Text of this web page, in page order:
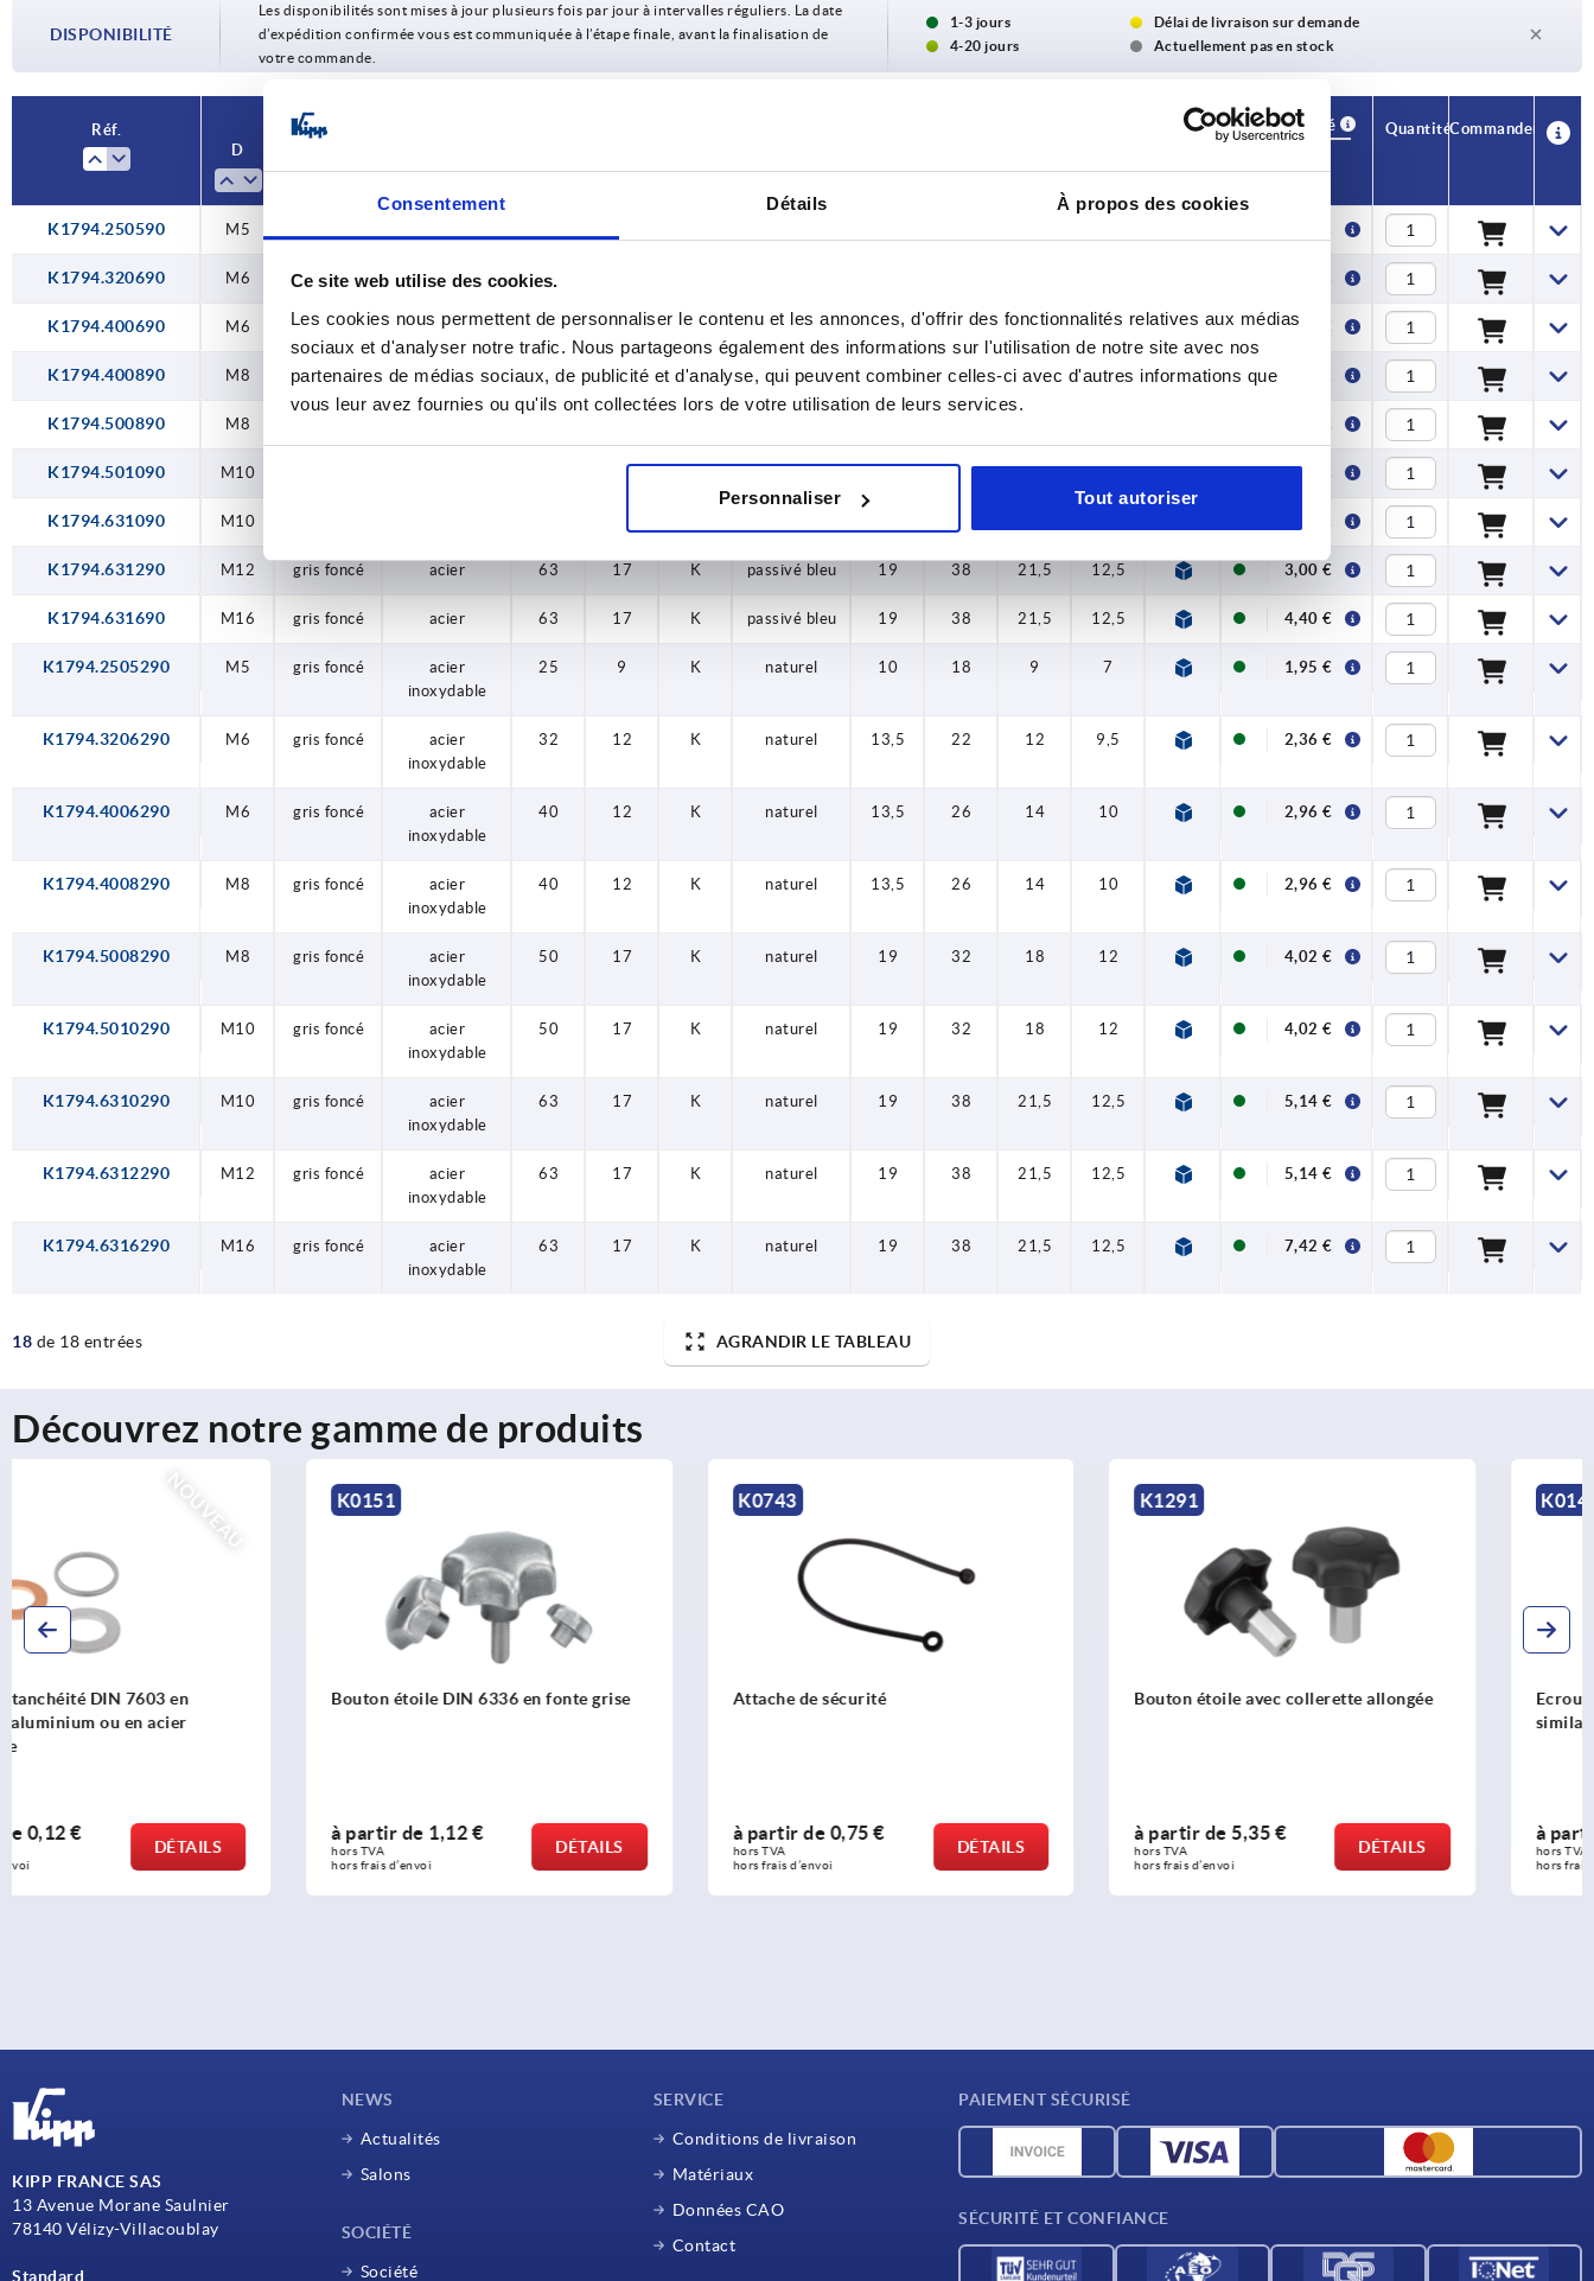
Consentement Détails À propos des cookies
Ce site web utilise des cookies.
Les cookies nous permettent de personnaliser le contenu et les annonces, d'offrir des fonctionnalités relatives aux médias
sociaux et d'analyser notre trafic. Nous partageons également des informations sur l'utilisation de notre site avec nos
partenaires de médias sociaux, de publicité et d'analyse, qui peuvent combiner celles-ci avec d'autres informations que
vous leur avez fournies ou qu'ils ont collectées lors de votre utilisation de leurs services.
Personnaliser Tout autoriser
M10
M16
40
50
17
DISPONIBILITÉ
Les disponibilités sont mises à jour plusieurs fois par jour à intervalles réguliers. La date
d’expédition confirmée vous est communiquée à l’étape finale, avant la finalisation de
votre commande.
1-3 jours
Délai de livraison sur demande
4-20 jours
Actuellement pas en stock
Réf.
D
CAO
Disponibilité
QuantitéCommander
K1794.250590 M5 1,11 €
K1794.320690 M6 gris foncé acier 32 1,12 €
K1794.400690 M6 gris foncé acier 40 12 K passivé bleu 13,5 26 14 10 1,42 €
K1794.400890 M8 gris foncé acier 40 12 K passivé bleu 13,5 26 14 10 1,42 €
K1794.500890 M8 2,04 €
K1794.501090 M10 17 32 2,04 €
K1794.631090 M10 3,00 €
K1794.631290 M12 gris foncé acier 63 17 K passivé bleu 19 38 21,5 12,5 3,00 €
K1794.631690 M16 gris foncé acier 63 17 K passivé bleu 19 38 21,5 12,5 4,40 €
K1794.2505290 M5 gris foncé
acier
inoxydable
25 9 K naturel 10 18 9 7 1,95 €
K1794.3206290 M6 gris foncé
acier
inoxydable
32 12 K naturel 13,5 22 12 9,5 2,36 €
K1794.4006290 M6 gris foncé
acier
inoxydable
40 12 K naturel 13,5 26 14 10 2,96 €
K1794.4008290 M8 gris foncé
acier
inoxydable
40 12 K naturel 13,5 26 14 10 2,96 €
K1794.5008290 M8 gris foncé
acier
inoxydable
50 17 K naturel 19 32 18 12 4,02 €
K1794.5010290 M10 gris foncé
acier
inoxydable
50 17 K naturel 19 32 18 12 4,02 €
K1794.6310290 M10 gris foncé
acier
inoxydable
63 17 K naturel 19 38 21,5 12,5 5,14 €
K1794.6312290 M12 gris foncé
acier
inoxydable
63 17 K naturel 19 38 21,5 12,5 5,14 €
K1794.6316290 M16 gris foncé
acier
inoxydable
63 17 K naturel 19 38 21,5 12,5 7,42 €
18 de 18 entrées AGRANDIR LE TABLEAU
Découvrez notre gamme de produits
Bouton étoile DIN 6336 en fonte grise
à partir de
hors frais d’envoi
Attache de sécurité
à partir de
hors frais d’envoi
Bouton étoile avec collerette allongée
à partir de
hors frais d’envoi
Ecrou croisillon en aluminium,
à partir de
hors frais d’envoi
KIPP FRANCE SAS
13 Avenue Morane Saulnier
78140 Vélizy-Villacoublay
Standard
NEWS
Actualités
Salons
SOCIÉTÉ
Société
SERVICE
Conditions de livraison
Matériaux
Données CAO
Contact
PAIEMENT SÉCURISÉ
SÉCURITÉ ET CONFIANCE